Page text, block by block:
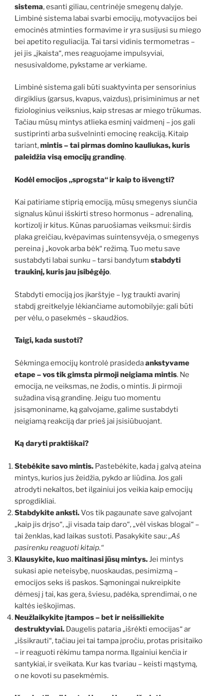
sistema, esanti giliau, centrinėje smegenų dalyje.
Limbinė sistema labai svarbi emocijų, motyvacijos bei
emocinės atminties formavime ir yra susijusi su miego
bei apetito reguliacija. Tai tarsi vidinis termometras –
jei jis „įkaista“, mes reaguojame impulsyviai,
nesusivaldome, pykstame ar verkiame.
Limbinė sistema gali būti suaktyvinta per sensorinius
dirgiklius (garsus, kvapus, vaizdus), prisiminimus ar net
fiziologinius veiksnius, kaip stresas ar miego trūkumas.
Tačiau mūsų mintys atlieka esminį vaidmenį – jos gali
sustiprinti arba sušvelninti emocinę reakciją. Kitaip
tariant,mintis – tai pirmas domino kauliukas, kuris
paleidžia visą emocijų grandinę.
Kodėl emocijos „sprogsta“ ir kaip to išvengti?
Kai patiriame stiprią emociją, mūsų smegenys siunčia
signalus kūnui išskirti streso hormonus – adrenaliną,
kortizolį ir kitus. Kūnas paruošiamas veiksmui: širdis
plaka greičiau, kvėpavimas suintensyvėja, o smegenys
pereina į „kovok arba bėk“ režimą. Tuo metu save
sustabdyti labai sunku – tarsi bandytum stabdyti
traukinį, kuris jau įsibėgėjo.
Stabdyti emociją jos įkarštyje – lyg traukti avarinį
stabdį greitkelyje lėkiančiame automobilyje: gali būti
per vėlu, o pasekmės – skaudžios.
Taigi, kada sustoti?
Sėkminga emocijų kontrolė prasidedaankstyvame
etape – vos tik gimsta pirmoji neigiama mintis. Ne
emocija, ne veiksmas, ne žodis, o mintis. Ji pirmoji
sužadina visą grandinę. Jeigu tuo momentu
įsisąmoniname, ką galvojame, galime sustabdyti
neigiamą reakciją dar prieš jai įsisiūbuojant.
Ką daryti praktiškai?
Stebėkite savo mintis. Pastebėkite, kada į galvą ateina
mintys, kurios jus žeidžia, pykdo ar liūdina. Jos gali
atrodyti nekaltos, bet ilgainiui jos veikia kaip emocijų
sprogdikliai.
Stabdykite anksti.Vos tik pagaunate save galvojant
„kaip jis drįso“, „ji visada taip daro“, „vėl viskas blogai“ –
tai ženklas, kad laikas sustoti. Pasakykite sau:„Aš
pasirenku reaguoti kitaip.“
Klausykite, kuo maitinasi jūsų mintys.Jei mintys
sukasi apie neteisybę, nuoskaudas, pesimizmą –
emocijos seks iš paskos. Sąmoningai nukreipkite
dėmesį į tai, kas gera, šviesu, padėka, sprendimai, o ne
kaltės ieškojimas.
Neužlaikykite įtampos – bet ir neišsiliekite
destruktyviai. Daugelis pataria „išrėkti emocijas“ ar
„išsikrauti“, tačiau jei tai tampa įpročiu, protas prisitaiko
– ir reaguoti rėkimu tampa norma. Ilgainiui kenčia ir
santykiai, ir sveikata. Kur kas tvariau – keisti mąstymą,
o ne kovoti su pasekmėmis.